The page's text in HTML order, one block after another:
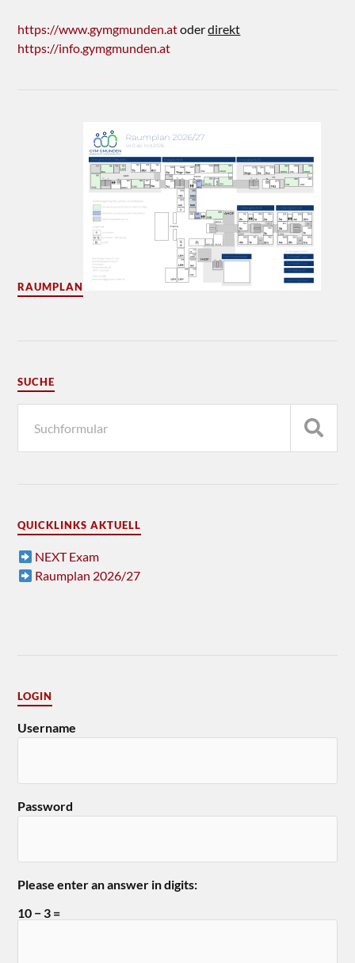
https://www.gymgmunden.atoderdirekt
https://info.gymgmunden.at
RAUMPLAN
SUCHE
QUICKLINKS AKTUELL
NEXT Exam
Raumplan 2026/27
LOGIN
Username
Password
Please enter an answer in digits:
10 − 3 =